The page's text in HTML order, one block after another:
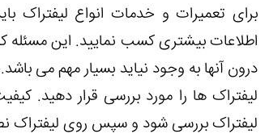
برای تعمیرات و خدمات انواع لیفتراک
اطلاعات بیشتری کسب نمایید. این مسئله
درون آنها به وجود نیاید بسیار مهم می
لیفتراک ها را مورد بررسی قرار دهید.
لیفتراک بررسی شود و سپس روی لیفتراک